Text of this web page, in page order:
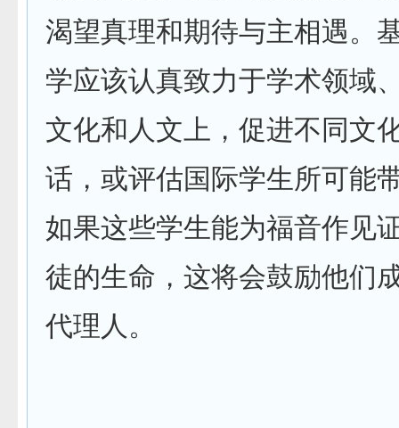
渴望真理和期待与主相遇。
学应该认真致力于学术领域
文化和人文上，促进不同文
话，或评估国际学生所可能
如果这些学生能为福音作见
徒的生命，这将会鼓励他们
代理人。